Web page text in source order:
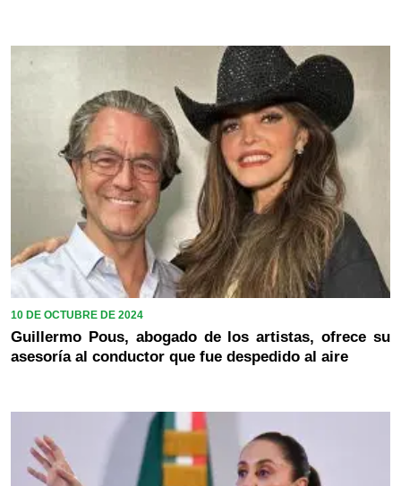
10 DE OCTUBRE DE 2024
Guillermo Pous, abogado de los artistas, ofrece su
asesoría al conductor que fue despedido al aire